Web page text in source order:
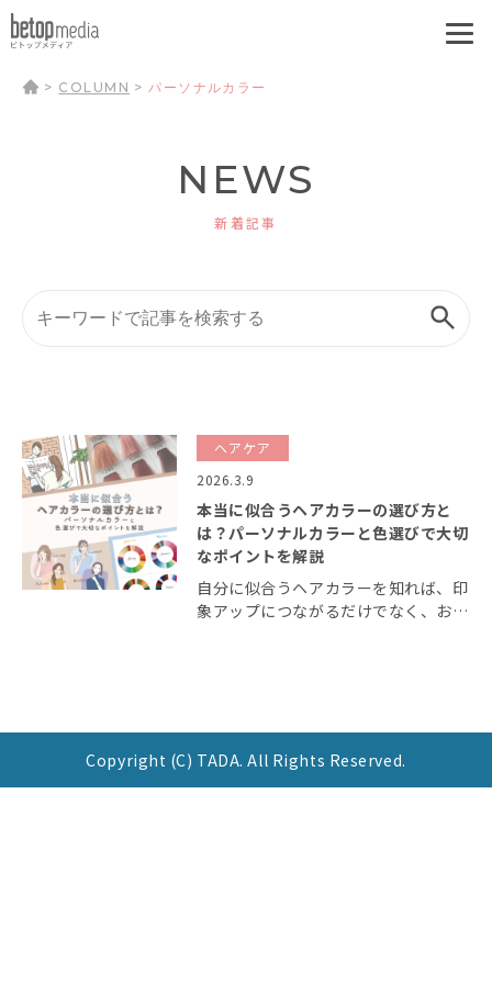
> COLUMN > パーソナルカラー
NEWS
新着記事
ヘアケア
2026.3.9
本当に似合うヘアカラーの選び方と
は？パーソナルカラーと色選びで大切
なポイントを解説
自分に似合うヘアカラーを知れば、印
象アップにつながるだけでなく、おし
Copyright (C) TADA. All Rights Reserved.